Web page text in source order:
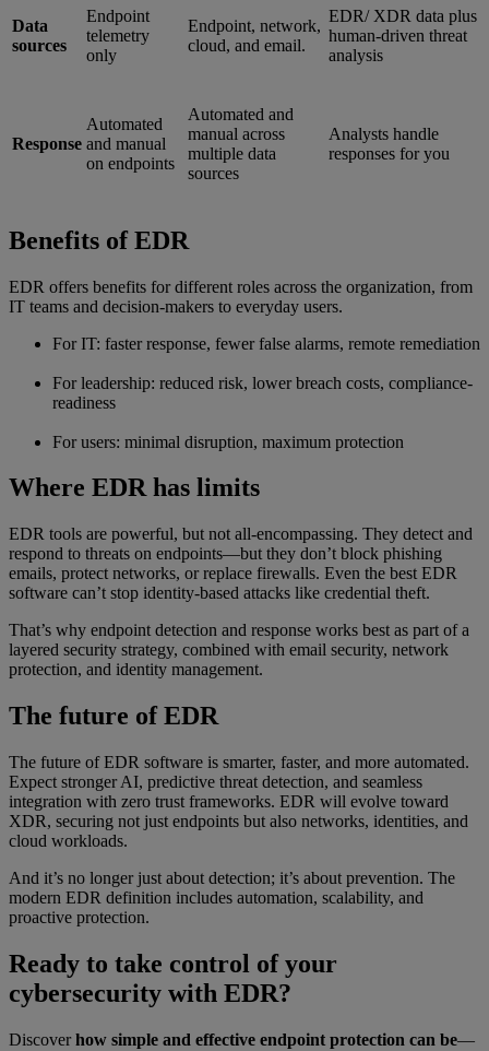
Data
sources
Endpoint
telemetry
only
Endpoint, network,
cloud, and email.
EDR/ XDR data plus
human-driven threat
analysis
Response
Automated
and manual
on endpoints
Automated and
manual across
multiple data
sources
Analysts handle
responses for you
Benefits of EDR
EDR offers benefits for different roles across the organization, from
IT teams and decision-makers to everyday users.
For IT: faster response, fewer false alarms, remote remediation
For leadership: reduced risk, lower breach costs, compliance-
readiness
For users: minimal disruption, maximum protection
Where EDR has limits
EDR tools are powerful, but not all-encompassing. They detect and
respond to threats on endpoints—but they don’t block phishing
emails, protect networks, or replace firewalls. Even the best EDR
software can’t stop identity-based attacks like credential theft.
That’s why endpoint detection and response works best as part of a
layered security strategy, combined with email security, network
protection, and identity management.
The future of EDR
The future of EDR software is smarter, faster, and more automated.
Expect stronger AI, predictive threat detection, and seamless
integration with zero trust frameworks. EDR will evolve toward
XDR, securing not just endpoints but also networks, identities, and
cloud workloads.
And it’s no longer just about detection; it’s about prevention. The
modern EDR definition includes automation, scalability, and
proactive protection.
Ready to take control of your
cybersecurity with EDR?
Discoverhow simple and effective endpoint protection can be—